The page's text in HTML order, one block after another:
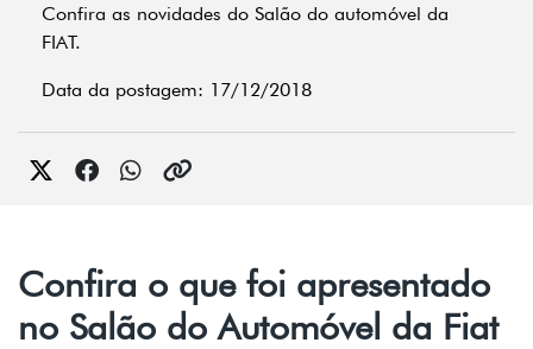
Confira as novidades do Salão do automóvel da
FIAT.
Data da postagem: 17/12/2018
Confira o que foi apresentado
no Salão do Automóvel da Fiat